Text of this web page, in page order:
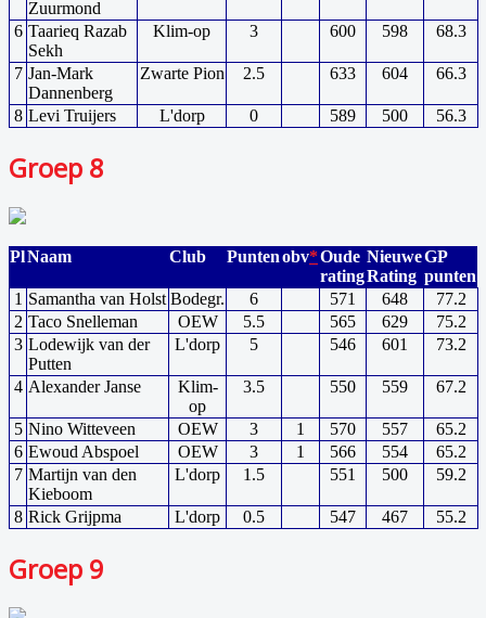
Zuurmond
6 Taarieq Razab
Sekh
Klim-op 3 600 598 68.3
7 Jan-Mark
Dannenberg
Zwarte Pion 2.5 633 604 66.3
8 Levi Truijers L'dorp 0 589 500 56.3
Groep 8
PlNaam Club Puntenobv*Oude
rating
Nieuwe
Rating
GP
punten
1 Samantha van Holst Bodegr. 6 571 648
77.2
2 Taco Snelleman OEW 5.5 565 629
75.2
3 Lodewijk van der
Putten
L'dorp 5 546 601 73.2
4 Alexander Janse
Klim-
op
3.5 550 559 67.2
5 Nino Witteveen OEW 3 1 570 557
65.2
6 Ewoud Abspoel OEW 3 1 566 554
65.2
7 Martijn van den
Kieboom
L'dorp 1.5 551 500 59.2
8 Rick Grijpma L'dorp 0.5 547 467 55.2
Groep 9